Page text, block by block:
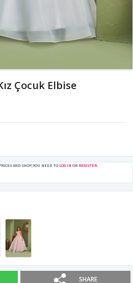
Çocuk Elbise
AND SHOP, YOU NEED TO LOG IN OR REGISTER.
SHARE